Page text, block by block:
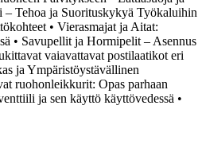
– Tehoa ja Suorituskykyä Työkaluihin
• Vierasmajat ja Aitat:
• Savupellit ja Hormipelit – Asennus
vaiavattavat postilaatikot eri
ja Ympäristöystävällinen
ruohonleikkurit: Opas parhaan
ja sen käyttö käyttövedessä •